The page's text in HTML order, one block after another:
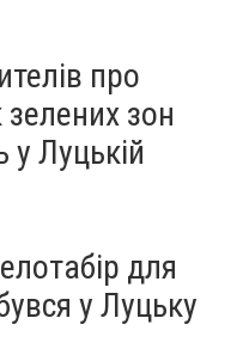
про
зон
Луцькій
для
у Луцьку